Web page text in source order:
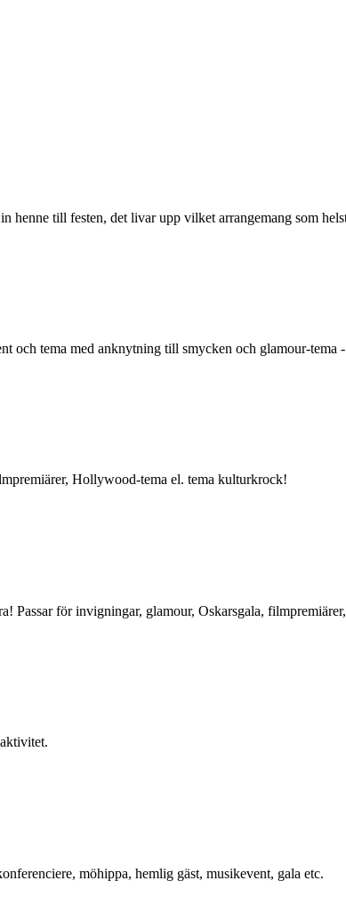
till festen, det livar upp vilket arrangemang som
och tema med anknytning till smycken och glamour-tema
Hollywood-tema el. tema kulturkrock!
Passar för invigningar, glamour, Oskarsgala,
möhippa, hemlig gäst, musikevent, gala etc.